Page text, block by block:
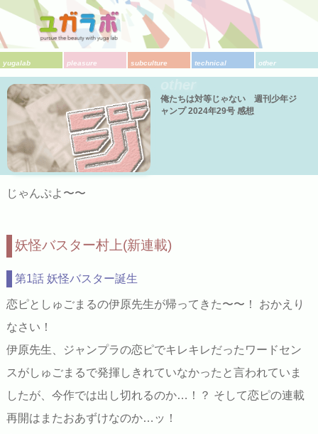
yugalab pleasure subculture technical other
俺たちは対等じゃない 週刊少年ジ
ャンプ 2024年29号 感想
じゃんぷよ〜〜
妖怪バスター村上(新連載)
第1話 妖怪バスター誕生
恋ピとしゅごまるの伊原先生が帰ってきた〜〜！ おかえり
なさい！
伊原先生、ジャンプラの恋ピでキレキレだったワードセン
スがしゅごまるで発揮しきれていなかったと言われていま
したが、今作では出し切れるのか…！？ そして恋ピの連載
再開はまたおあずけなのか…ッ！